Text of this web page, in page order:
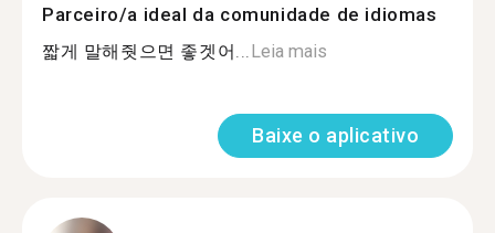
Parceiro/a ideal da comunidade de idiomas
짧게 말해줫으면 좋겟어...Leia mais
Baixe o aplicativo